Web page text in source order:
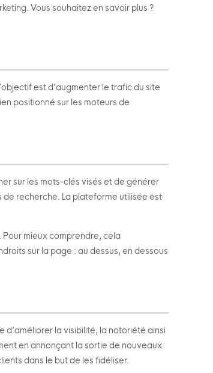
Vous souhaitez en savoir plus ?
est d’augmenter le trafic du site
positionné sur les moteurs de
sur les mots-clés visés et de générer
de recherche. La plateforme utilisée est
mieux comprendre, cela
sur la page : au dessus, en dessous
la visibilité, la notoriété ainsi
en annonçant la sortie de nouveaux
dans le but de les fidéliser.